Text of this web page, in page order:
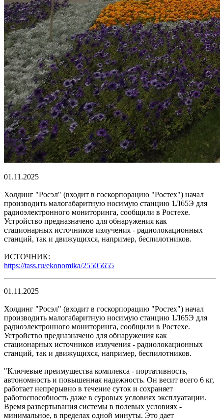
01.11.2025
Холдинг "Росэл" (входит в госкорпорацию "Ростех") начал
производить малогабаритную носимую станцию 1Л65Э для
радиоэлектронного мониторинга, сообщили в Ростехе.
Устройство предназначено для обнаружения как
стационарных источников излучения - радиолокационных
станций, так и движущихся, например, беспилотников.
ИСТОЧНИК:
https://tass.ru/ekonomika/25505655
01.11.2025
Холдинг "Росэл" (входит в госкорпорацию "Ростех") начал
производить малогабаритную носимую станцию 1Л65Э для
радиоэлектронного мониторинга, сообщили в Ростехе.
Устройство предназначено для обнаружения как
стационарных источников излучения - радиолокационных
станций, так и движущихся, например, беспилотников.
"Ключевые преимущества комплекса - портативность,
автономность и повышенная надежность. Он весит всего 6 кг,
работает непрерывно в течение суток и сохраняет
работоспособность даже в суровых условиях эксплуатации.
Время развертывания системы в полевых условиях -
минимальное, в пределах одной минуты. Это дает